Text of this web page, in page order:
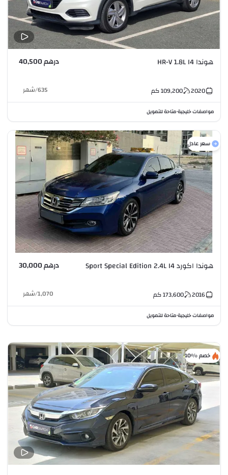
هوندا HR-V 1.8L I4 درهم 40,500
2020
109,200كم 635
/شهر
مواصفات خليجية•متاحة للتمويل
سعر عادل
هوندا اكورد Sport Special Edition 2.4L I4 درهم 30,000
2016
173,600كم 1,070
/شهر
مواصفات خليجية•متاحة للتمويل
خصم %10